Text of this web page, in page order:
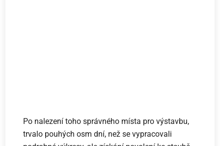
Po nalezení toho správného místa pro výstavbu,
trvalo pouhých osm dní, než se vypracovali